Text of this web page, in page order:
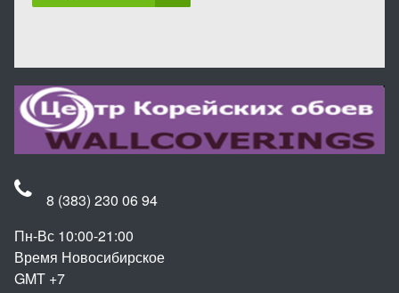
8 (383) 230 06 94
Пн-Вс 10:00-21:00
Время Новосибирское
GMT +7